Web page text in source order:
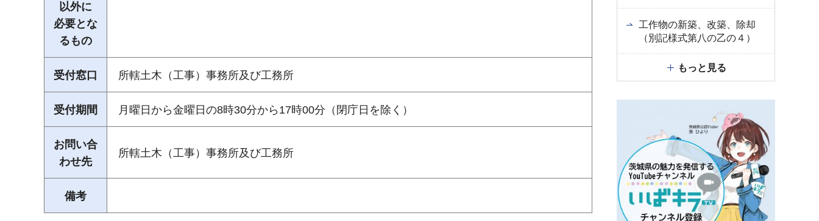
以外に
必要とな
るもの
受付窓口 所轄土木（工事）事務所及び工務所
受付期間 月曜日から金曜日の8時30分から17時00分（閉庁日を除く）
お問い合
わせ先
所轄土木（工事）事務所及び工務所
備考
工作物の新築、改築、除却
（別記様式第八の乙の４）
もっと見る